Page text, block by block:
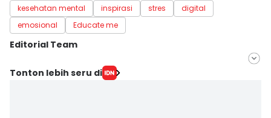
kesehatan mental inspirasi stres
digital
emosional
Educate me
Editorial Team
Editor
Tonton lebih seru di